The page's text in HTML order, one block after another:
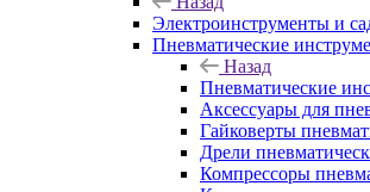
Электроинструменты и
Пневматические
Назад
Пневматические
Аксессуары для
Гайковерты
Дрели
Компрессоры